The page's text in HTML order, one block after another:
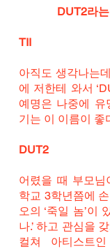
DUT2라
TII
아직도 생각나는
에 저한테 와서
예명은 나중에 유
기는 이 이름이 좋
DUT2
어렸을 때 부모님
학교 3학년쯤에
오의 ‘죽일 놈’이
나.’ 하고 관심을
컬쳐 아티스트